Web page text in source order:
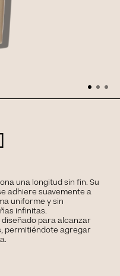
una longitud sin fin. Su
adhiere suavemente a
uniforme y sin
infinitas.
para alcanzar
permitiéndote agregar